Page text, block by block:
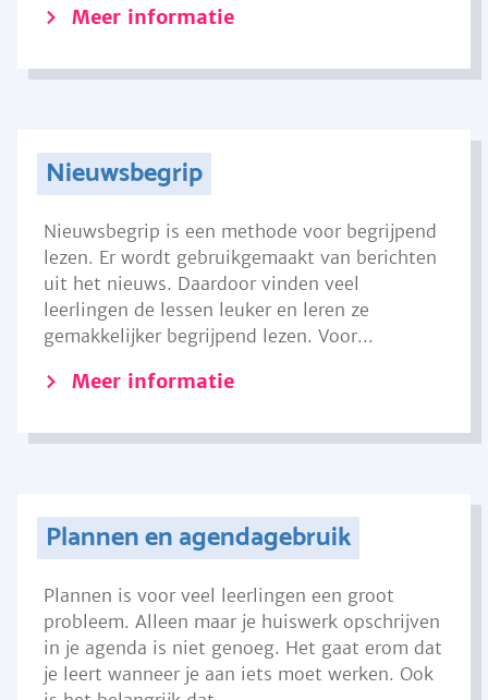
Meer informatie
Nieuwsbegrip
Nieuwsbegrip is een methode voor begrijpend
lezen. Er wordt gebruikgemaakt van berichten
uit het nieuws. Daardoor vinden veel
leerlingen de lessen leuker en leren ze
gemakkelijker begrijpend lezen. Voor...
Meer informatie
Plannen en agendagebruik
Plannen is voor veel leerlingen een groot
probleem. Alleen maar je huiswerk opschrijven
in je agenda is niet genoeg. Het gaat erom dat
je leert wanneer je aan iets moet werken. Ook